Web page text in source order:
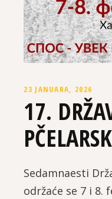
23 JANUARA, 2026
17.
Sedamnaesti
održaće se 7 i 8.